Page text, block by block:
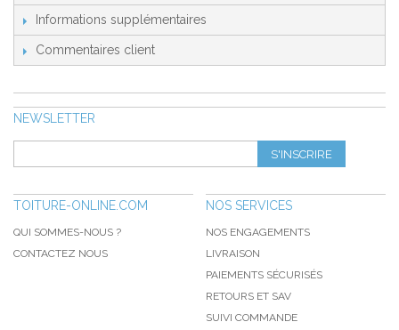
Informations supplémentaires
Commentaires client
NEWSLETTER
S'INSCRIRE
TOITURE-ONLINE.COM
QUI SOMMES-NOUS ?
CONTACTEZ NOUS
NOS SERVICES
NOS ENGAGEMENTS
LIVRAISON
PAIEMENTS SÉCURISÉS
RETOURS ET SAV
SUIVI COMMANDE